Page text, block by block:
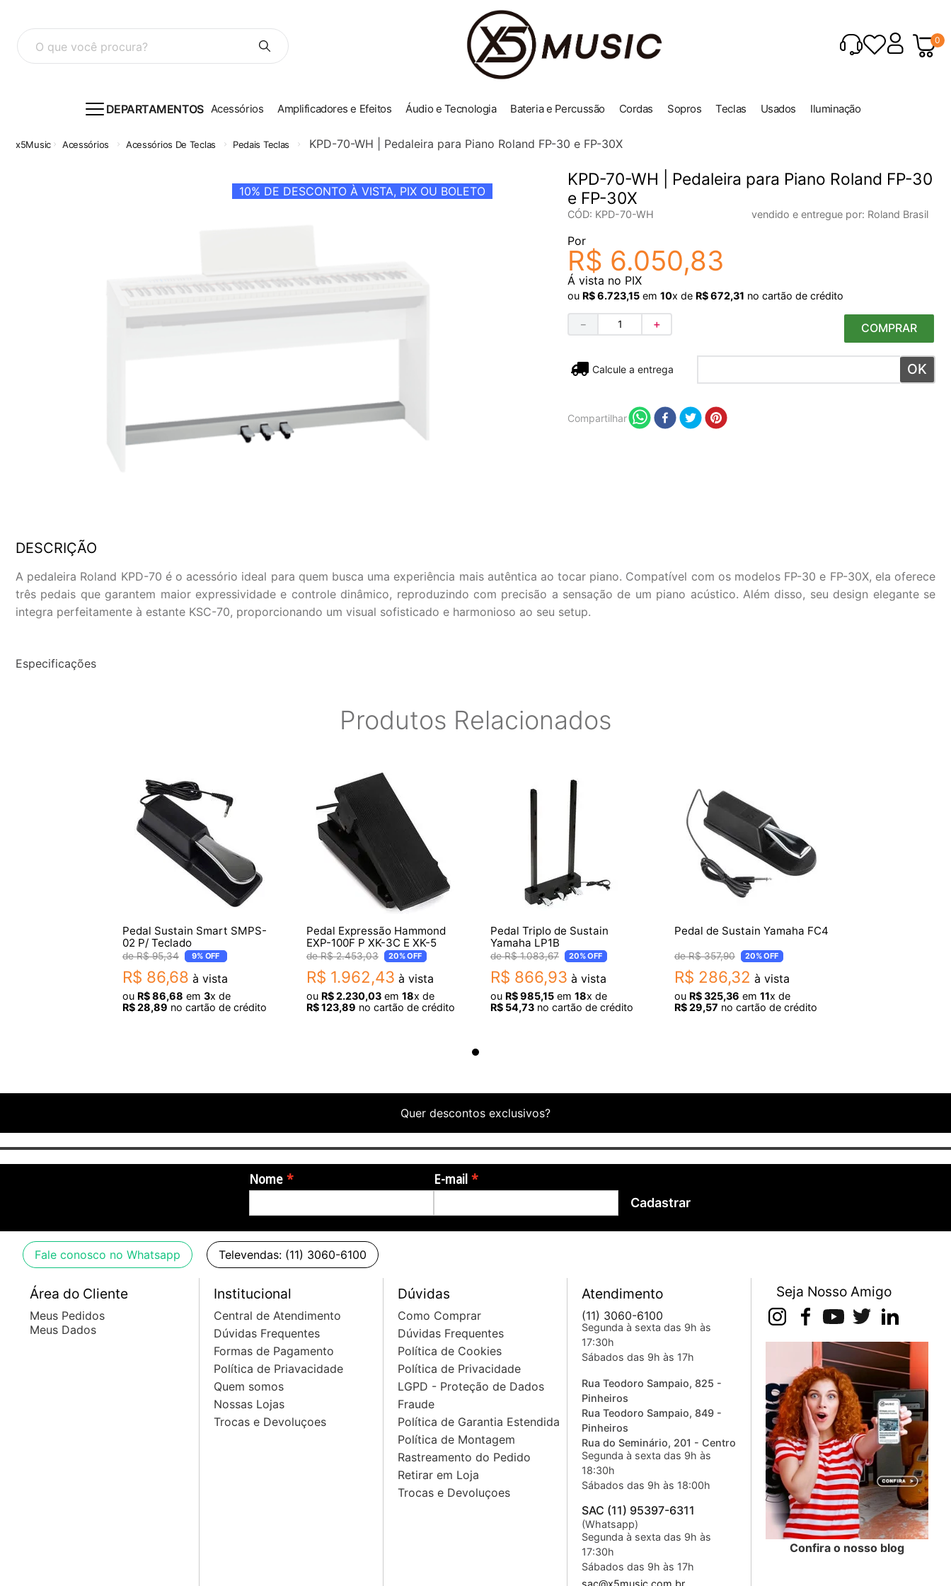
O que você procura? 0
DEPARTAMENTOS Acessórios Amplificadores e Efeitos Áudio e Tecnologia Bateria e Percussão Cordas Sopros Teclas Usados Iluminação
Acessórios Acessórios De Teclas Pedais Teclas KPD-70-WH | Pedaleira para Piano Roland FP-30 e FP-30X
10% DE DESCONTO À VISTA, PIX OU BOLETO
KPD-70-WH | Pedaleira para Piano Roland FP-30
e FP-30X
CÓD: KPD-70-WH vendido e entregue por: Roland Brasil
Por
R$ 6.050,83
Á vista no PIX
ou R$6.723,15 em 10x de R$672,31 no cartão de crédito
＋
－ COMPRAR
Não sei meu CEP
Compartilhar
DESCRIÇÃO
A pedaleira Roland KPD-70 é o acessório ideal para quem busca uma experiência mais autêntica ao tocar piano. Compatível com os modelos FP-30 e FP-30X, ela oferece
três pedais que garantem maior expressividade e controle dinâmico, reproduzindo com precisão a sensação de um piano acústico. Além disso, seu design elegante se
integra perfeitamente à estante KSC-70, proporcionando um visual sofisticado e harmonioso ao seu setup.
Especificações
Produtos Relacionados
Pedal Sustain Smart SMPS-
02 P/ Teclado
R$ 95,34 9%OFF
R$ 86,68 à vista
ou R$86,68 em 3x de
R$28,89 no cartão de crédito
Pedal Expressão Hammond
EXP-100F P XK-3C E XK-5
R$ 2.453,03 20%OFF
R$ 1.962,43 à vista
ou R$2.230,03 em 18x de
R$123,89 no cartão de crédito
Pedal Triplo de Sustain
Yamaha LP1B
R$ 1.083,67 20%OFF
R$ 866,93 à vista
ou R$985,15 em 18x de
R$ 54,73 no cartão de crédito
Pedal de Sustain Yamaha FC4
R$ 357,90 20%OFF
R$ 286,32 à vista
ou R$325,36 em 11x de
R$29,57 no cartão de crédito
Quer descontos exclusivos?
Nome E-mail
Cadastrar
Fale conosco no Whatsapp Televendas: (11) 3060-6100
Área do Cliente
Meus Pedidos
Meus Dados
Institucional
Central de Atendimento
Dúvidas Frequentes
Formas de Pagamento
Política de Priavacidade
Quem somos
Nossas Lojas
Trocas e Devoluçoes
Dúvidas
Como Comprar
Dúvidas Frequentes
Política de Cookies
Política de Privacidade
LGPD - Proteção de Dados
Fraude
Política de Garantia Estendida
Política de Montagem
Rastreamento do Pedido
Retirar em Loja
Trocas e Devoluçoes
Atendimento
(11) 3060-6100
Segunda à sexta das 9h às
17:30h
Sábados das 9h às 17h
Rua Teodoro Sampaio, 825 -
Pinheiros
Rua Teodoro Sampaio, 849 -
Pinheiros
Rua do Seminário, 201 - Centro
Segunda à sexta das 9h às
18:30h
Sábados das 9h às 18:00h
SAC (11) 95397-6311
(Whatsapp)
Segunda à sexta das 9h às
17:30h
Sábados das 9h às 17h
sac@x5music.com.br
Seja Nosso Amigo
Confira o nosso blog